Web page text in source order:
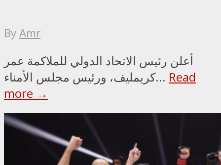
ByAmr
أعلن رئيس الاتحاد الدولي للملاكمة عمر
كريمليف، ورئيس مجلس الأمناء... Read
more →